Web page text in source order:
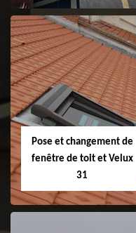
Couvreur 31
Pose et changement de
fenêtre de toit et Velux
31